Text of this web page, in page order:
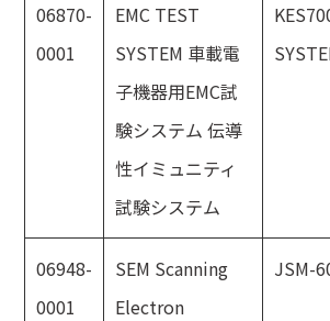
06870-
0001
EMC TEST
SYSTEM 車載電
子機器用EMC試
験システム 伝導
性イミュニティ
試験システム
06948-
0001
SEM Scanning
Electron
JSM-